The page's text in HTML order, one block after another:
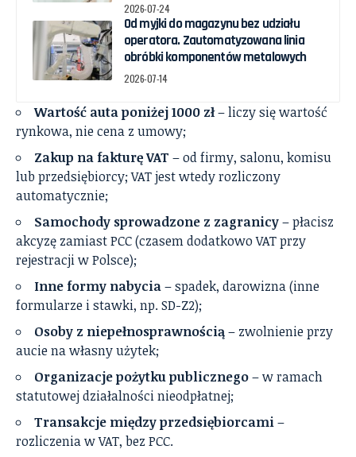
2026-07-24
Od myjki do magazynu bez udziału
operatora. Zautomatyzowana linia
obróbki komponentów metalowych
2026-07-14
Wartość auta poniżej 1000 zł– liczy się wartość
rynkowa, nie cena z umowy;
Zakup na fakturę VAT – od firmy, salonu, komisu
lub przedsiębiorcy; VAT jest wtedy rozliczony
automatycznie;
Samochody sprowadzone z zagranicy– płacisz
akcyzę zamiast PCC (czasem dodatkowo VAT przy
rejestracji w Polsce);
Inne formy nabycia– spadek, darowizna (inne
formularze i stawki, np. SD-Z2);
Osoby z niepełnosprawnością– zwolnienie przy
aucie na własny użytek;
Organizacje pożytku publicznego– w ramach
statutowej działalności nieodpłatnej;
Transakcje między przedsiębiorcami–
rozliczenia w VAT, bez PCC.